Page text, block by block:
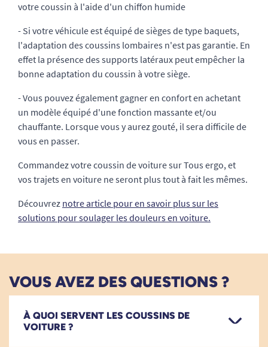
votre coussin à l'aide d'un chiffon humide
- Si votre véhicule est équipé de sièges de type baquets,
l'adaptation des coussins lombaires n'est pas garantie. En
effet la présence des supports latéraux peut empêcher la
bonne adaptation du coussin à votre siège.
- Vous pouvez également gagner en confort en achetant
un modèle équipé d'une fonction massante et/ou
chauffante. Lorsque vous y aurez gouté, il sera difficile de
vous en passer.
Commandez votre coussin de voiture sur Tous ergo, et
vos trajets en voiture ne seront plus tout à fait les mêmes.
Découvrez notre article pour en savoir plus sur les
solutions pour soulager les douleurs en voiture.
VOUS AVEZ DES QUESTIONS ?
À QUOI SERVENT LES COUSSINS DE
VOITURE ?